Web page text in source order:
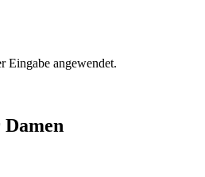
Eingabe angewendet.